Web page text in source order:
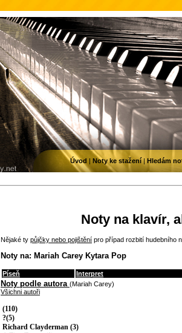
Noty na klavír,
Nějaké ty půjčky nebo pojištění pro případ rozbití hudebního
Noty na: Mariah Carey Kytara Pop
Píseň Interpret
Noty podle autora (Mariah Carey)
Všichni autoři
(110)
?(5)
Richard Clayderman (3)
Úvod | Noty ke stažení| Hledám